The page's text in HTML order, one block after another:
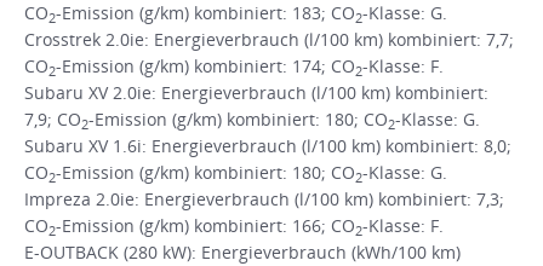
CO2-Emission (g/km) kombiniert: 183; CO2-Klasse: G.
Crosstrek 2.0ie: Energieverbrauch (l/100 km) kombiniert: 7,7;
CO2-Emission (g/km) kombiniert: 174; CO2-Klasse: F.
Subaru XV 2.0ie: Energieverbrauch (l/100 km) kombiniert:
7,9; CO2-Emission (g/km) kombiniert: 180; CO2-Klasse: G.
Subaru XV 1.6i: Energieverbrauch (l/100 km) kombiniert: 8,0;
CO2-Emission (g/km) kombiniert: 180; CO2-Klasse: G.
Impreza 2.0ie: Energieverbrauch (l/100 km) kombiniert: 7,3;
CO2-Emission (g/km) kombiniert: 166; CO2-Klasse: F.
E-OUTBACK (280 kW): Energieverbrauch (kWh/100 km)